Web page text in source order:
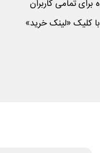
با کلیک «لینک خرید»